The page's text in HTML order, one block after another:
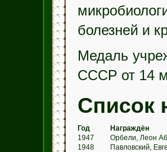
болезней и
Медаль
СССР от 14
Список
Год Награждён
1947
Орбели, Леон
1948
Павловский,